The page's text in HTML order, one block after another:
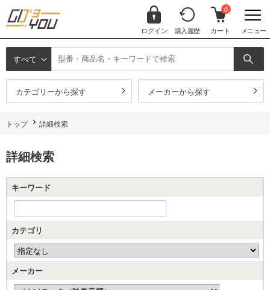
ログイン 購入履歴
0
カート メニュー
すべて
カテゴリーから探す メーカーから探す
トップ 詳細検索
詳細検索
キーワード
カテゴリ
メーカー